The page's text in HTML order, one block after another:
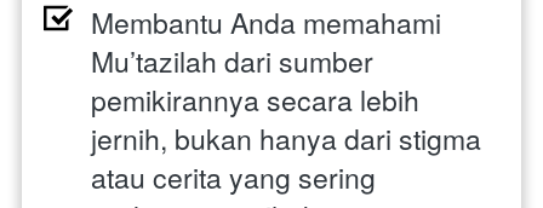
Membantu Anda memahami
Mu’tazilah dari sumber
pemikirannya secara lebih
jernih, bukan hanya dari stigma
atau cerita yang sering